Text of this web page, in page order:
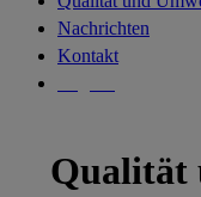
Nachrichten
Kontakt
Qualität